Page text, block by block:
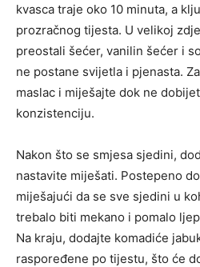
kvasca traje oko 10 minuta, a
prozračnog tijesta. U velikoj
preostali šećer, vanilin šećer i
ne postane svijetla i pjenasta.
maslac i miješajte dok ne
konzistenciju.
Nakon što se smjesa sjedini,
nastavite miješati. Postepeno
miješajući da se sve sjedini u
trebalo biti mekano i pomalo
Na kraju, dodajte komadiće
raspoređene po tijestu, što će